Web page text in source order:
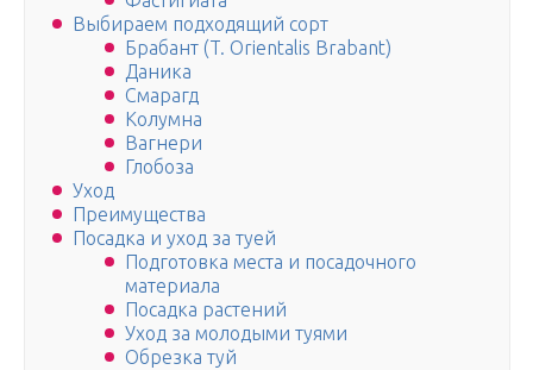
Выбираем подходящий сорт
Брабант (T. Orientalis Brabant)
Даника
Смарагд
Колумна
Вагнери
Глобоза
Уход
Преимущества
Посадка и уход за туей
Подготовка места и посадочного
материала
Посадка растений
Уход за молодыми туями
Обрезка туй